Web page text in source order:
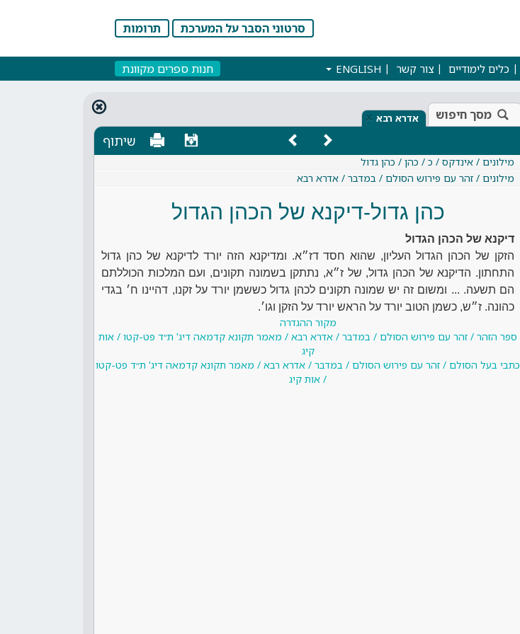
סרטוני הסבר על המערכת תרומות
כלים לימודיים צור קשר ENGLISH חנות ספרים מקוונת
מסך חיפוש אדרא רבא ×
שיתוף
מילונים / אינדקס / כ / כהן / כהן גדול
מילונים / זהר עם פירוש הסולם / במדבר / אדרא רבא
כהן גדול-דיקנא של הכהן הגדול
דיקנא של הכהן הגדול
הזקן של הכהן הגדול העליון, שהוא חסד דז״א. ומדיקנא הזה יורד לדיקנא של כהן גדול
התחתון. הדיקנא של הכהן גדול, של ז״א, נתתקן בשמונה תקונים, ועם המלכות הכוללתם
הם תשעה. ... ומשום זה יש שמונה תקונים לכהן גדול כששמן יורד על זקנו, דהיינו ח׳ בגדי
כהונה. ז״ש, כשמן הטוב יורד על הראש יורד על הזקן וגו׳.
מקור ההגדרה
ספר הזהר / זהר עם פירוש הסולם / במדבר / אדרא רבא / מאמר תקונא קדמאה דיג' ת״ד פט-קטו / אות
קיג
כתבי בעל הסולם / זהר עם פירוש הסולם / במדבר / אדרא רבא / מאמר תקונא קדמאה דיג' ת״ד פט-קטו
/ אות קיג